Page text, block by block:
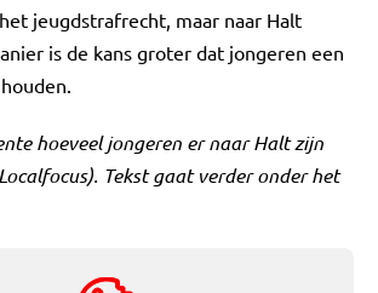
jeugdstrafrecht, maar naar Halt
is de kans groter dat jongeren een
hoeveel jongeren er naar Halt zijn
Tekst gaat verder onder het